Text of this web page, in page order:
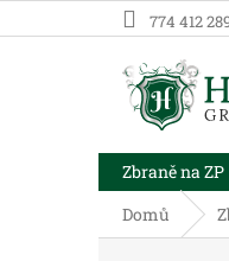
na
774 412
Zbraně na ZP
Domů